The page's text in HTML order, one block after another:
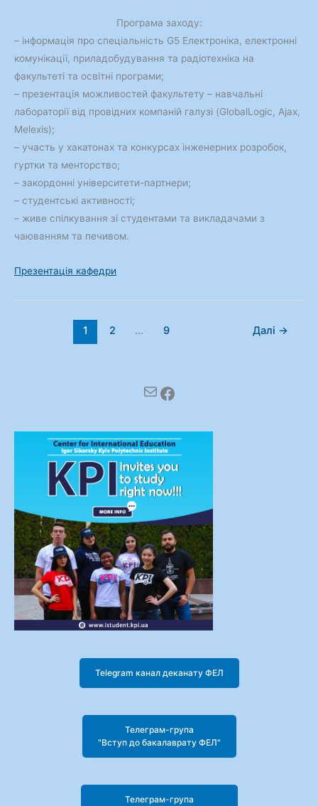
Програма заходу:
– інформація про спеціальність G5 Електроніка, електронні
комунікації, приладобудування та радіотехніка на
факультеті та освітні програми;
– презентація можливостей факультету – навчальні
лабораторії від провідних компаній галузі (GlobalLogic, Ajax,
Melexis);
– участь у хакатонах та конкурсах інженерних розробок,
гуртки та менторство;
– закордонні університети-партнери;
– студентські активності;
– живе спілкування зі студентами та викладачами з
чаюванням та печивом.
Презентація кафедри
1 2 … 9 Далі →
Telegram канал деканату ФЕЛ
Телеграм-група
"Вступ до бакалаврату ФЕЛ"
Телеграм-група